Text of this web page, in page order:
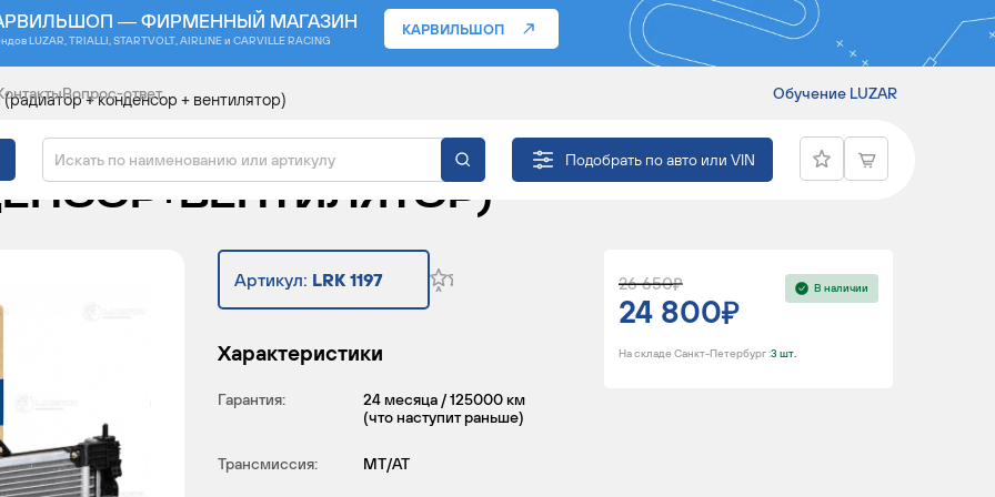
— ФИРМЕННЫЙ МАГАЗИН
LUZAR, TRIALLI, STARTVOLT, AIRLINE и CARVILLE RACING
КАРВИЛЬШОП
Вопрос-ответ Обучение LUZAR
Подобрать по авто или VIN
+ конденсор + вентилятор)
ДЛЯ А/М MITSUBISHI LANCER X (07-)
Артикул: LRK 1197
Характеристики
Гарантия:
24 месяца / 125000 км
(что наступит раньше)
Трансмиссия: MT/AT
26 650
24 800
В наличии
На складе Санкт-Петербург :3 шт.